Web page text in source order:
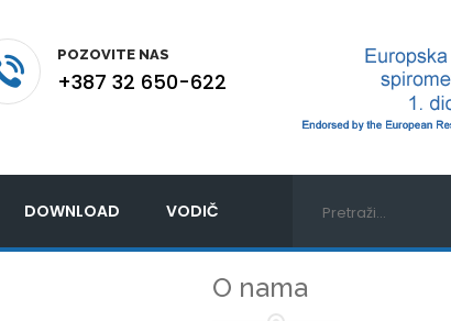
POZOVITE NAS
+387 32 650-622
DOWNLOAD VODIČ
O nama